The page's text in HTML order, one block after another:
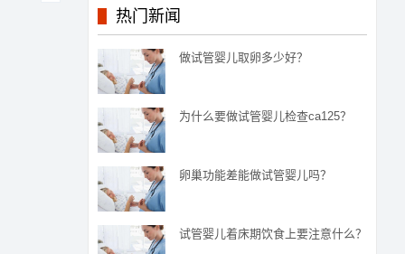
热门新闻
做试管婴儿取卵多少好？
为什么要做试管婴儿检查ca125？
卵巢功能差能做试管婴儿吗？
试管婴儿着床期饮食上要注意什么？